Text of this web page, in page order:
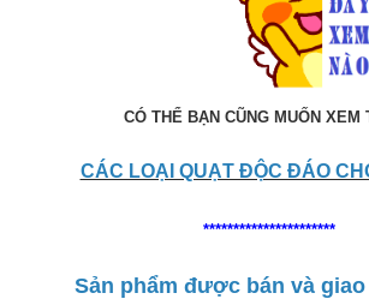
CÓ THỂ BẠN CŨNG MUỐN XEM
CÁC LOẠI QUẠT ĐỘC ĐÁO
**********************
Sản phẩm được bán và